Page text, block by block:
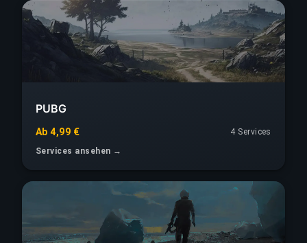
PUBG
Ab 4,99 €
4 Services
Services ansehen →